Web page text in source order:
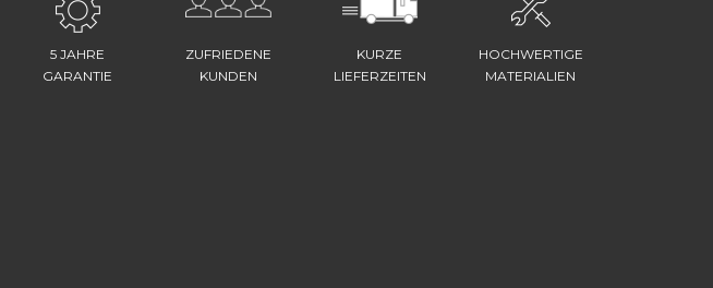
5 JAHRE
GARANTIE
ZUFRIEDENE
KUNDEN
KURZE
LIEFERZEITEN
HOCHWERTIGE
MATERIALIEN